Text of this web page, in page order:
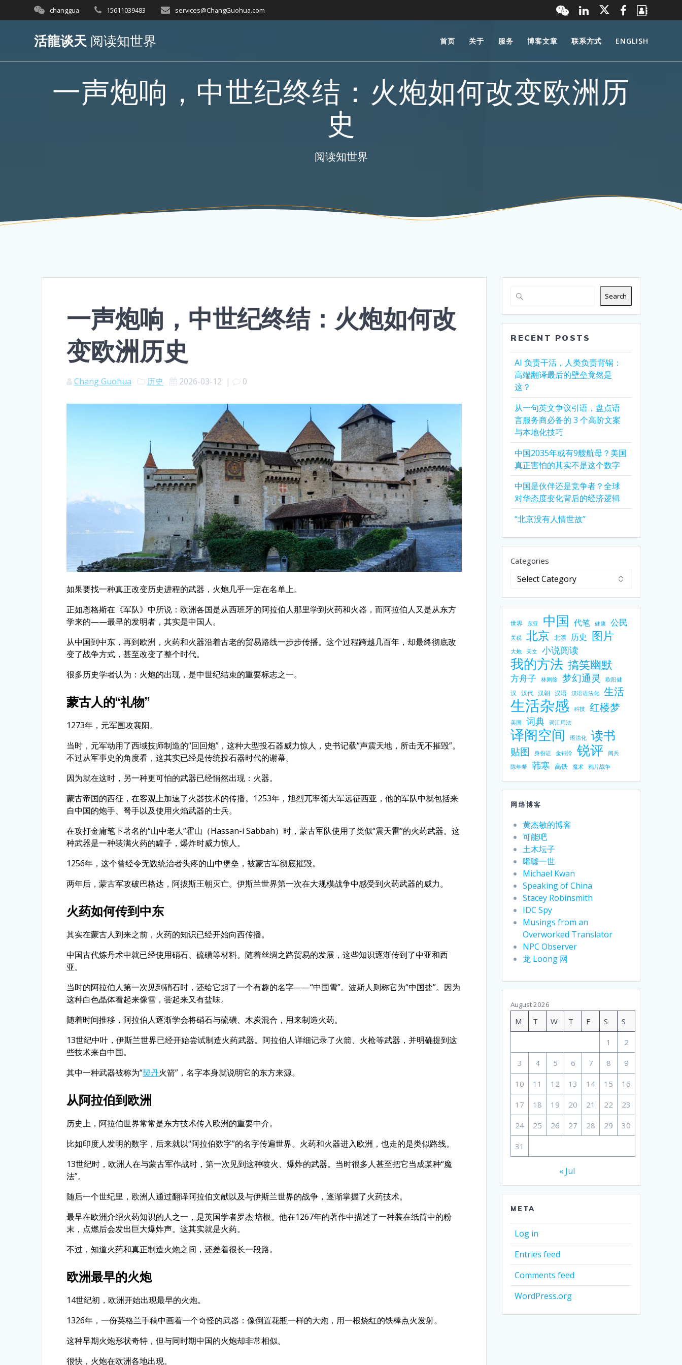
to
changgua 15611039483 services@ChangGuohua.com
活龍谈天阅读知世界 首页 关于 服务 博客文章 联系方式 ENGLISH
一声炮响，中世纪终结：火炮如何改变欧洲历
史
阅读知世界
一声炮响，中世纪终结：火炮如何改
变欧洲历史
Chang Guohua 历史 2026-03-12 | 0
如果要找一种真正改变历史进程的武器，火炮几乎一定在名单上。
正如恩格斯在《军队》中所说：欧洲各国是从西班牙的阿拉伯人那里学到火药和火器，而阿拉伯人又是从东方
学来的——最早的发明者，其实是中国人。
从中国到中东，再到欧洲，火药和火器沿着古老的贸易路线一步步传播。这个过程跨越几百年，却最终彻底改
变了战争方式，甚至改变了整个时代。
很多历史学者认为：火炮的出现，是中世纪结束的重要标志之一。
蒙古人的“礼物”
1273年，元军围攻襄阳。
当时，元军动用了西域技师制造的“回回炮”，这种大型投石器威力惊人，史书记载“声震天地，所击无不摧毁”。
不过从军事史的角度看，这其实已经是传统投石器时代的谢幕。
因为就在这时，另一种更可怕的武器已经悄然出现：火器。
蒙古帝国的西征，在客观上加速了火器技术的传播。1253年，旭烈兀率领大军远征西亚，他的军队中就包括来
自中国的炮手、弩手以及使用火焰武器的士兵。
在攻打金庸笔下著名的“山中老人”霍山（Hassan-i Sabbah）时，蒙古军队使用了类似“震天雷”的火药武器。这
种武器是一种装满火药的罐子，爆炸时威力惊人。
1256年，这个曾经令无数统治者头疼的山中堡垒，被蒙古军彻底摧毁。
两年后，蒙古军攻破巴格达，阿拔斯王朝灭亡。伊斯兰世界第一次在大规模战争中感受到火药武器的威力。
火药如何传到中东
其实在蒙古人到来之前，火药的知识已经开始向西传播。
中国古代炼丹术中就已经使用硝石、硫磺等材料。随着丝绸之路贸易的发展，这些知识逐渐传到了中亚和西
亚。
当时的阿拉伯人第一次见到硝石时，还给它起了一个有趣的名字——“中国雪”。波斯人则称它为“中国盐”。因为
这种白色晶体看起来像雪，尝起来又有盐味。
随着时间推移，阿拉伯人逐渐学会将硝石与硫磺、木炭混合，用来制造火药。
13世纪中叶，伊斯兰世界已经开始尝试制造火药武器。阿拉伯人详细记录了火箭、火枪等武器，并明确提到这
些技术来自中国。
其中一种武器被称为“契丹火箭”，名字本身就说明它的东方来源。
从阿拉伯到欧洲
历史上，阿拉伯世界常常是东方技术传入欧洲的重要中介。
比如印度人发明的数字，后来就以“阿拉伯数字”的名字传遍世界。火药和火器进入欧洲，也走的是类似路线。
13世纪时，欧洲人在与蒙古军作战时，第一次见到这种喷火、爆炸的武器。当时很多人甚至把它当成某种“魔
法”。
随后一个世纪里，欧洲人通过翻译阿拉伯文献以及与伊斯兰世界的战争，逐渐掌握了火药技术。
最早在欧洲介绍火药知识的人之一，是英国学者罗杰·培根。他在1267年的著作中描述了一种装在纸筒中的粉
末，点燃后会发出巨大爆炸声。这其实就是火药。
不过，知道火药和真正制造火炮之间，还差着很长一段路。
欧洲最早的火炮
14世纪初，欧洲开始出现最早的火炮。
1326年，一份英格兰手稿中画着一个奇怪的武器：像倒置花瓶一样的大炮，用一根烧红的铁棒点火发射。
这种早期火炮形状奇特，但与同时期中国的火炮却非常相似。
很快，火炮在欧洲各地出现。
Search
RECENT POSTS
AI 负责干活，人类负责背锅：
高端翻译最后的壁垒竟然是
这？
从一句英文争议引语，盘点语
言服务商必备的 3 个高阶文案
与本地化技巧
中国2035年或有9艘航母？美国
真正害怕的其实不是这个数字
中国是伙伴还是竞争者？全球
对华态度变化背后的经济逻辑
“北京没有人情世故”
Categories
世界 东亚 中国 代笔 健康 公民
关税 北京 北漂 历史 图片
大炮 天文 小说阅读
我的方法 搞笑幽默
方舟子 林则徐 梦幻通灵 欧阳健
汉 汉代 汉朝 汉语 汉语语法化 生活
生活杂感 科技 红楼梦
美国 词典 词汇用法
译阁空间 语法化 读书
贴图 身份证 金钟泠 锐评
阅兵
陈年希
韩寒 高铁 魔术 鸦片战争
网络博客
黄杰敏的博客
可能吧
土木坛子
唏嘘一世
Michael Kwan
Speaking of China
Stacey Robinsmith
IDC Spy
Musings from an
Overworked Translator
NPC Observer
龙 Loong 网
August 2026
M T W T F S S
1 2
3 4 5 6 7 8 9
10 11 12 13 14 15 16
17 18 19 20 21 22 23
24 25 26 27 28 29 30
31
« Jul
META
Log in
Entries feed
Comments feed
WordPress.org